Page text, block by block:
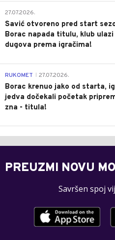
27.07.2026.
Savić otvoreno pred start
Borac napada titulu, klub ulazi
dugova prema igračima!
RUKOMET 27.07.2026.
Borac krenuo jako od starta,
jedva dočekali početak
zna - titula!
PREUZMI NOVU
Savršen spoj